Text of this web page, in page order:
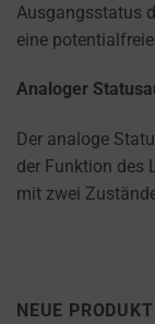
Ausgangsstatus
eine
Analoger
Der analoge
der Funktion des
mit zwei
NEUE